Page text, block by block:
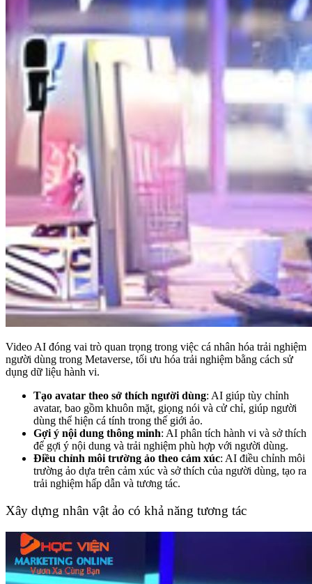
Video AI đóng vai trò quan trọng trong việc cá nhân hóa trải nghiệm
người dùng trong Metaverse, tối ưu hóa trải nghiệm bằng cách sử
dụng dữ liệu hành vi.
Tạo avatar theo sở thích người dùng: AI giúp tùy chỉnh
avatar, bao gồm khuôn mặt, giọng nói và cử chỉ, giúp người
dùng thể hiện cá tính trong thế giới ảo.
Gợi ý nội dung thông minh: AI phân tích hành vi và sở thích
để gợi ý nội dung và trải nghiệm phù hợp với người dùng.
Điều chỉnh môi trường ảo theo cảm xúc: AI điều chỉnh môi
trường ảo dựa trên cảm xúc và sở thích của người dùng, tạo ra
trải nghiệm hấp dẫn và tương tác.
Xây dựng nhân vật ảo có khả năng tương tác